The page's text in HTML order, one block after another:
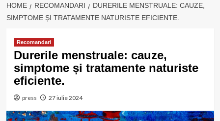
HOME RECOMANDARI
DURERILE MENSTRUALE: CAUZE,
SIMPTOME ȘI TRATAMENTE NATURISTE EFICIENTE.
Recomandari
Durerile menstruale: cauze,
simptome și tratamente naturiste
eficiente.
press 27 iulie 2024